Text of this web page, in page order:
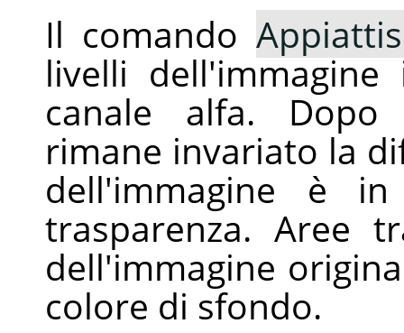
Il comando
livelli
canale alfa. Dopo
rimane invariato la
dell'immagine è
trasparenza. Aree
dell'immagine
colore di sfondo.